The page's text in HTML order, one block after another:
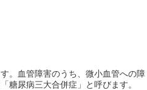
。血管障害のうち、微小血管への障
糖尿病三大合併症」と呼びます。